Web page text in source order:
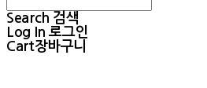
Search 검색
Log In 로그인
Cart장바구니